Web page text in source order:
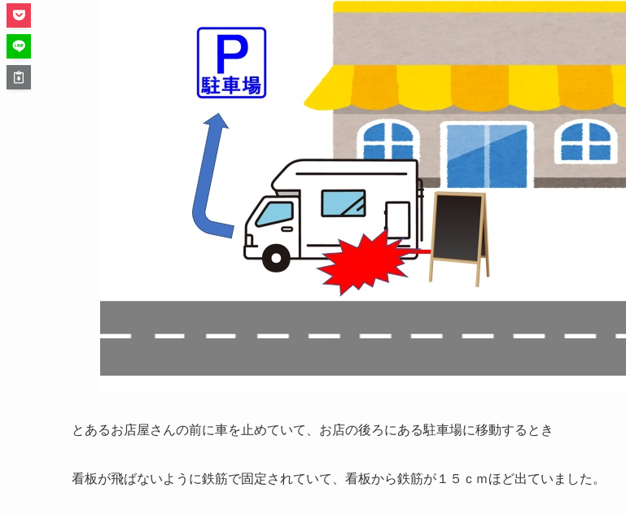
とあるお店屋さんの前に車を止めていて、お店の後ろにある駐車場に移動するとき
看板が飛ばないように鉄筋で固定されていて、看板から鉄筋が１５ｃｍほど出ていました。